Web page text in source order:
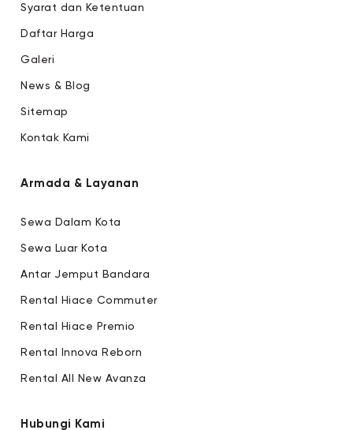
Syarat dan Ketentuan
Daftar Harga
Galeri
News & Blog
Sitemap
Kontak Kami
Armada & Layanan
Sewa Dalam Kota
Sewa Luar Kota
Antar Jemput Bandara
Rental Hiace Commuter
Rental Hiace Premio
Rental Innova Reborn
Rental All New Avanza
Hubungi Kami